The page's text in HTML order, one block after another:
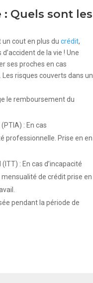
Quels sont les
cout en plus du crédit,
de la vie ! Une
ses proches en cas
risques couverts dans un
le remboursement du
: En cas
professionnelle. Prise en en
: En cas d’incapacité
de crédit prise en
pendant la période de